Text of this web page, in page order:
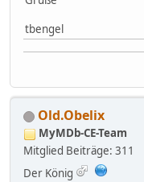
tbengel
Old.Obelix
MyMDb-CE-Team
Mitglied Beiträge: 311
Der König